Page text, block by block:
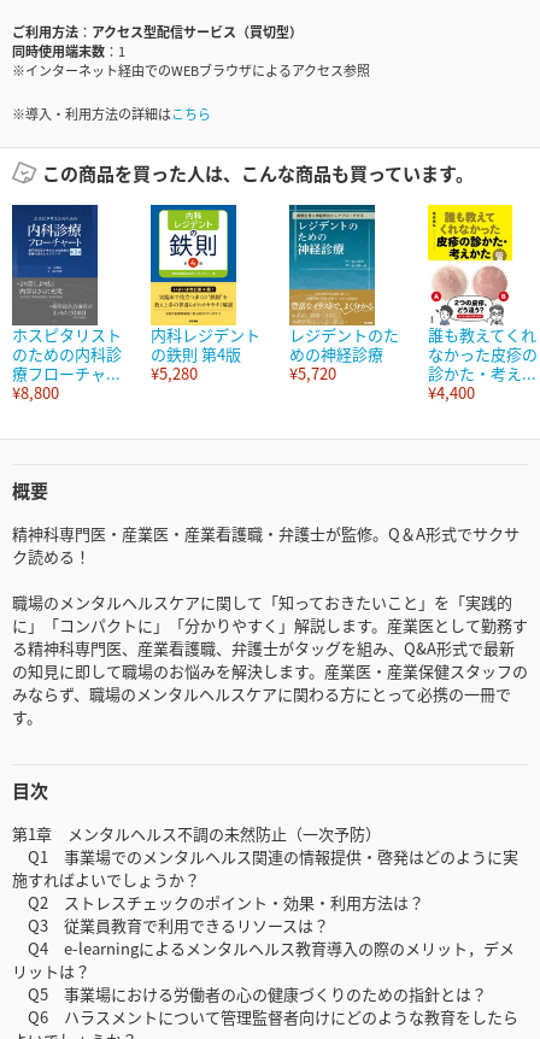
ご利用方法
アクセス型配信サービス（買切型）
同時使用端末数
1
※インターネット経由でのWEBブラウザによるアクセス参照
※導入・利用方法の詳細はこちら
この商品を買った人は、こんな商品も買っています。
ホスピタリスト
のための内科診
療フローチャ...
¥8,800
内科レジデント
の鉄則 第4版
¥5,280
レジデントのた
めの神経診療
¥5,720
誰も教えてくれ
なかった皮疹の
診かた・考え...
¥4,400
概要
精神科専門医・産業医・産業看護職・弁護士が監修。Q＆A形式でサクサ
ク読める！
職場のメンタルヘルスケアに関して「知っておきたいこと」を「実践的
に」「コンパクトに」「分かりやすく」解説します。産業医として勤務す
る精神科専門医、産業看護職、弁護士がタッグを組み、Q&A形式で最新
の知見に即して職場のお悩みを解決します。産業医・産業保健スタッフの
みならず、職場のメンタルヘルスケアに関わる方にとって必携の一冊で
す。
目次
第1章 メンタルヘルス不調の未然防止（一次予防）
Q1 事業場でのメンタルヘルス関連の情報提供・啓発はどのように実
施すればよいでしょうか？
Q2 ストレスチェックのポイント・効果・利用方法は？
Q3 従業員教育で利用できるリソースは？
Q4 e-learningによるメンタルヘルス教育導入の際のメリット，デメ
リットは？
Q5 事業場における労働者の心の健康づくりのための指針とは？
Q6 ハラスメントについて管理監督者向けにどのような教育をしたら